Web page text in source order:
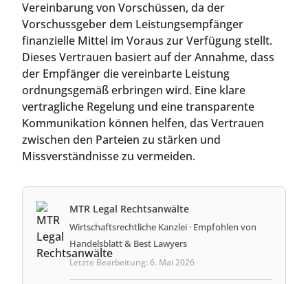
Vereinbarung von Vorschüssen, da der
Vorschussgeber dem Leistungsempfänger
finanzielle Mittel im Voraus zur Verfügung stellt.
Dieses Vertrauen basiert auf der Annahme, dass
der Empfänger die vereinbarte Leistung
ordnungsgemäß erbringen wird. Eine klare
vertragliche Regelung und eine transparente
Kommunikation können helfen, das Vertrauen
zwischen den Parteien zu stärken und
Missverständnisse zu vermeiden.
MTR Legal Rechtsanwälte
Wirtschaftsrechtliche Kanzlei · Empfohlen von
Handelsblatt & Best Lawyers
Letzte Bearbeitung: 6. Mai 2026